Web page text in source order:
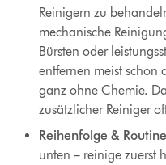
Reinigern zu
mechanische
Bürsten oder
entfernen meist schon
ganz ohne Chemie.
zusätzlicher Reiniger
Reihenfolge &
unten – reinige zuerst